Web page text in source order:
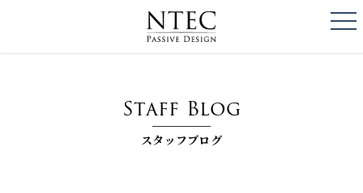
Staff Blog
スタッフブログ